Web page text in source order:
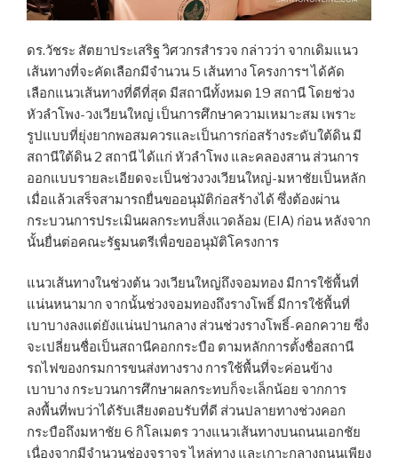
ดร.วัชระ สัตยาประเสริฐ วิศวกรสำรวจ กล่าวว่า จากเดิมแนว
เส้นทางที่จะคัดเลือกมีจำนวน 5 เส้นทาง โครงการฯ ได้คัด
เลือกแนวเส้นทางที่ดีที่สุด มีสถานีทั้งหมด 19 สถานี โดยช่วง
หัวลำโพง-วงเวียนใหญ่ เป็นการศึกษาความเหมาะสม เพราะ
รูปแบบที่ยุ่งยากพอสมควรและเป็นการก่อสร้างระดับใต้ดิน มี
สถานีใต้ดิน 2 สถานี ได้แก่ หัวลำโพง และคลองสาน ส่วนการ
ออกแบบรายละเอียดจะเป็นช่วงวงเวียนใหญ่-มหาชัยเป็นหลัก
เมื่อแล้วเสร็จสามารถยื่นขออนุมัติก่อสร้างได้ ซึ่งต้องผ่าน
กระบวนการประเมินผลกระทบสิ่งแวดล้อม (EIA) ก่อน หลังจาก
นั้นยื่นต่อคณะรัฐมนตรีเพื่อขออนุมัติโครงการ
แนวเส้นทางในช่วงต้น วงเวียนใหญ่ถึงจอมทอง มีการใช้พื้นที่
แน่นหนามาก จากนั้นช่วงจอมทองถึงรางโพธิ์ มีการใช้พื้นที่
เบาบางลงแต่ยังแน่นปานกลาง ส่วนช่วงรางโพธิ์-คอกควาย ซึ่ง
จะเปลี่ยนชื่อเป็นสถานีคอกกระบือ ตามหลักการตั้งชื่อสถานี
รถไฟของกรมการขนส่งทางราง การใช้พื้นที่จะค่อนข้าง
เบาบาง กระบวนการศึกษาผลกระทบก็จะเล็กน้อย จากการ
ลงพื้นที่พบว่าได้รับเสียงตอบรับที่ดี ส่วนปลายทางช่วงคอก
กระบือถึงมหาชัย 6 กิโลเมตร วางแนวเส้นทางบนถนนเอกชัย
เนื่องจากมีจำนวนช่องจราจร ไหล่ทาง และเกาะกลางถนนเพียง